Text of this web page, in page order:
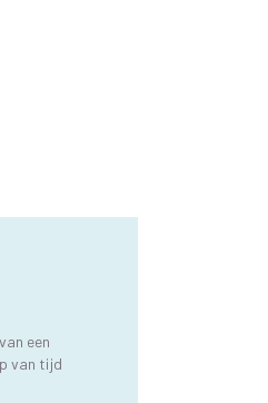
een
van tijd